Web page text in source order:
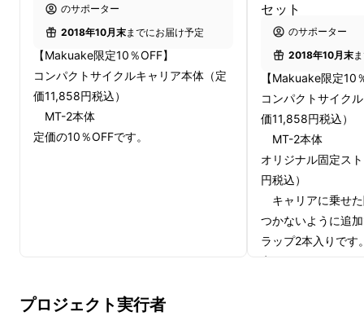
車載サイクルキャリアと言えば天井に取り付け
るルーフ式の物やリアのヒッチに取り付けるも
のが一般的です。
これらは難しい取付が必要だったり、場合に
のサポーター
2018年10月末までにお届け予定
【Makuake限定10％OFF】
コンパクトサイクルキャリア本体（定
価11,858円税込）
MT-2本体
定価の10％OFFです。
セット
のサポーター
2018年10月末
【Makuake限定10
コンパクトサイク
価11,858円税込）
MT-2本体
オリジナル固定ス
円税込）
キャリアに乗せ
つかないように追
ラップ2本入りです
定価の10％OFFで
プロジェクト実行者